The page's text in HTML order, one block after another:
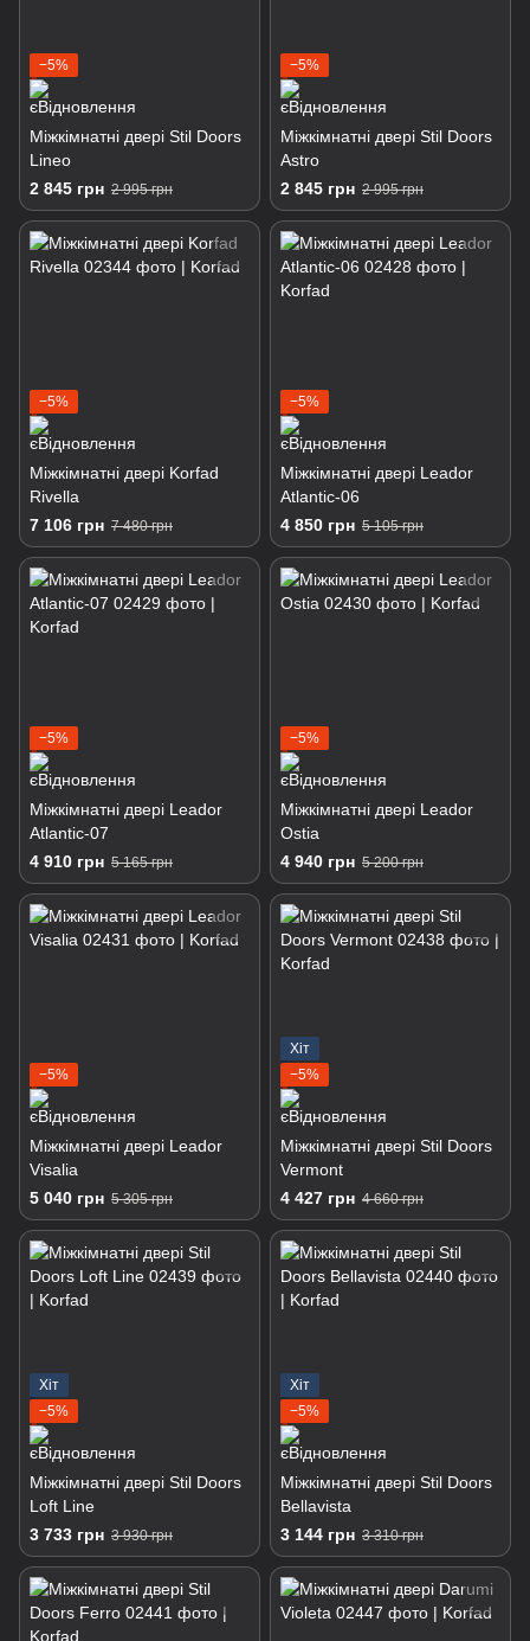
−5%
Міжкімнатні двері Stil Doors
Lineo
2 845 грн 2 995 грн
−5%
Міжкімнатні двері Stil Doors
Astro
2 845 грн 2 995 грн
−5%
Міжкімнатні двері Korfad
Rivella
7 106 грн 7 480 грн
−5%
Міжкімнатні двері Leador
Atlantic-06
4 850 грн 5 105 грн
−5%
Міжкімнатні двері Leador
Atlantic-07
4 910 грн 5 165 грн
−5%
Міжкімнатні двері Leador
Ostia
4 940 грн 5 200 грн
−5%
Міжкімнатні двері Leador
Visalia
5 040 грн 5 305 грн
Хіт
−5%
Міжкімнатні двері Stil Doors
Vermont
4 427 грн 4 660 грн
Хіт
−5%
Міжкімнатні двері Stil Doors
Loft Line
3 733 грн 3 930 грн
Хіт
−5%
Міжкімнатні двері Stil Doors
Bellavista
3 144 грн 3 310 грн